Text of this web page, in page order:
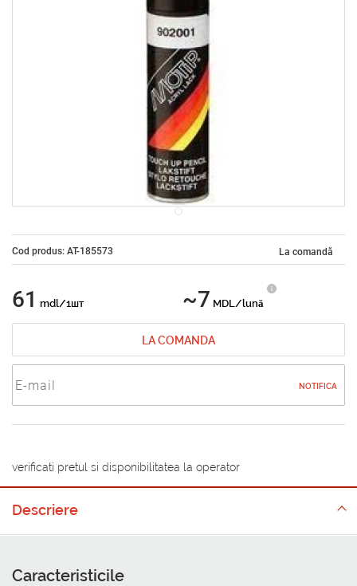
Cod produs: AT-185573 La comandă
61 mdl/1шт ~7 MDL/lună
LA COMANDA
NOTIFICA
verificati pretul si disponibilitatea la operator
Descriere
Caracteristicile